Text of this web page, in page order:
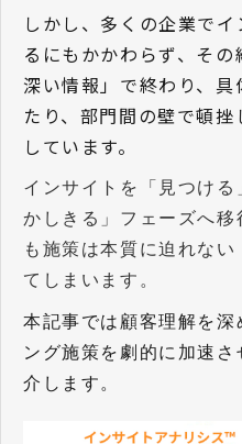
しかし、多くの企業で
るにもかかわらず、そ
深い情報」で終わり、
たり、部門間の壁で頓
しています。
インサイトを「見つけ
かしきる」フェーズへ
も施策は本質に迫れな
てしまいます。
本記事では顧客理解を深
ング施策を劇的に加速
介します。